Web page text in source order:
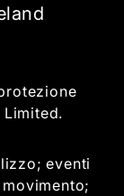
eventi